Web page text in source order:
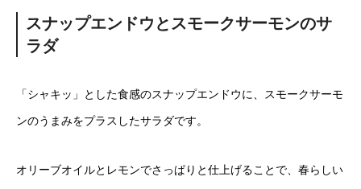
スナップエンドウとスモークサーモンのサ
ラダ
「シャキッ」とした食感のスナップエンドウに、スモークサーモ
ンのうまみをプラスしたサラダです。
オリーブオイルとレモンでさっぱりと仕上げることで、春らしい